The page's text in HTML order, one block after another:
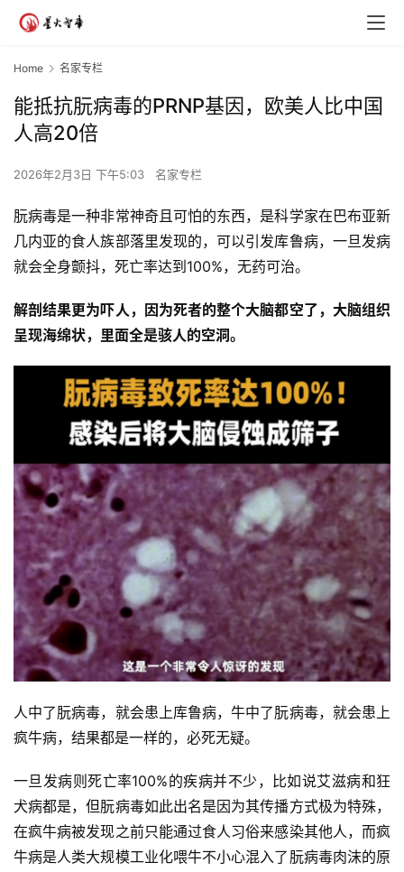
Home 名家专栏
能抵抗朊病毒的PRNP基因，欧美人比中国
人高20倍
2026年2月3日 下午5:03 名家专栏
朊病毒是一种非常神奇且可怕的东西，是科学家在巴布亚新
几内亚的食人族部落里发现的，可以引发库鲁病，一旦发病
就会全身颤抖，死亡率达到100%，无药可治。
解剖结果更为吓人，因为死者的整个大脑都空了，大脑组织
呈现海绵状，里面全是骇人的空洞。
人中了朊病毒，就会患上库鲁病，牛中了朊病毒，就会患上
疯牛病，结果都是一样的，必死无疑。
一旦发病则死亡率100%的疾病并不少，比如说艾滋病和狂
犬病都是，但朊病毒如此出名是因为其传播方式极为特殊，
在疯牛病被发现之前只能通过食人习俗来感染其他人，而疯
牛病是人类大规模工业化喂牛不小心混入了朊病毒肉沫的原